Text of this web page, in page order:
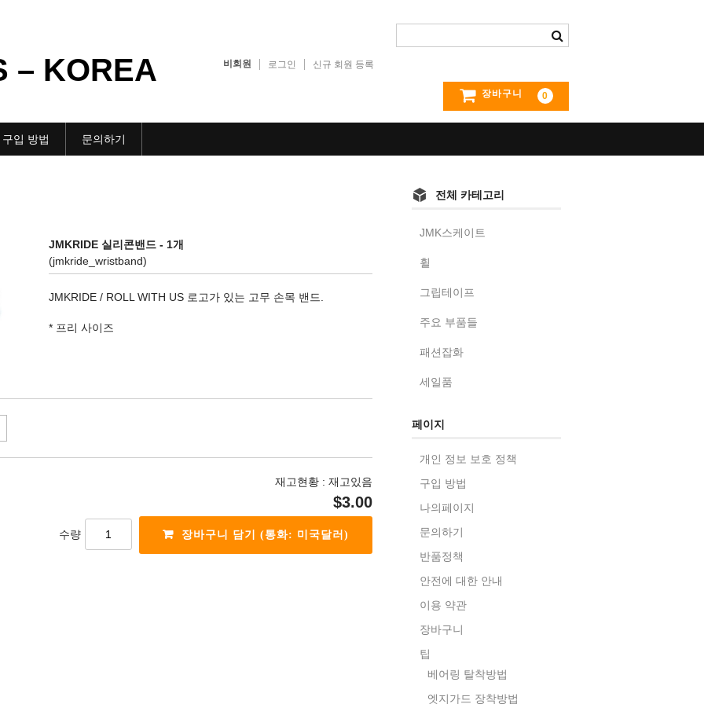
– KOREA 비회원 로그인 신규 회원 등록
장바구니 0
구입 방법 문의하기
JMKRIDE 실리콘밴드 - 1개
(jmkride_wristband)
JMKRIDE / ROLL WITH US 로고가 있는 고무 손목 밴드.
* 프리 사이즈
재고현황 : 재고있음
$3.00
수량
전체 카테고리
JMK스케이트
휠
그립테이프
주요 부품들
패션잡화
세일품
페이지
개인 정보 보호 정책
구입 방법
나의페이지
문의하기
반품정책
안전에 대한 안내
이용 약관
장바구니
팁
베어링 탈착방법
엣지가드 장착방법